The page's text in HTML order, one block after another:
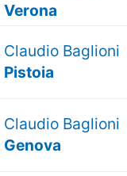
Verona
Claudio Baglioni
Pistoia
Claudio Baglioni
Genova